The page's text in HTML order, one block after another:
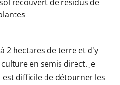
recouvert de résidus de
2 hectares de terre et d'y
en semis direct. Je
difficile de détourner les